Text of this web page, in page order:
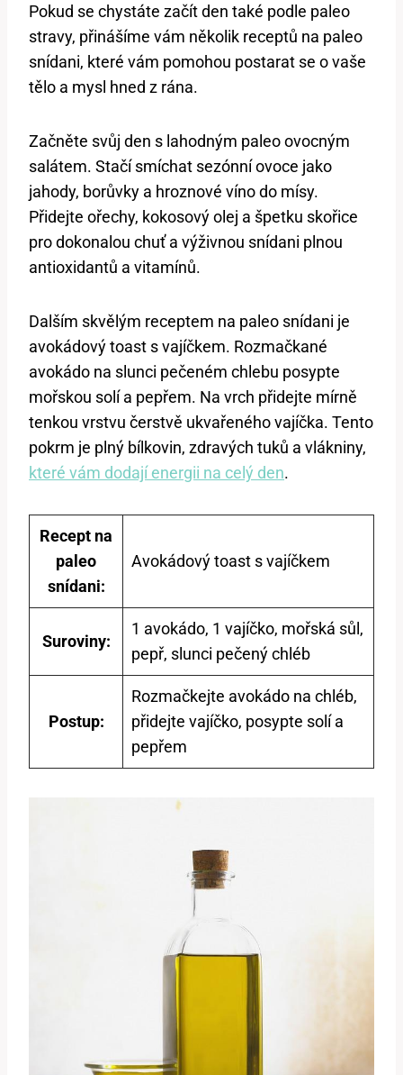
Pokud se chystáte začít den také podle paleo
stravy, přinášíme vám několik receptů na paleo
snídani, které vám pomohou postarat se o vaše
tělo a mysl hned z rána.
Začněte svůj den s lahodným paleo ovocným
salátem. Stačí smíchat sezónní ovoce jako
jahody, borůvky a hroznové víno do mísy.
Přidejte ořechy, kokosový olej a špetku skořice
pro dokonalou chuť a výživnou snídani plnou
antioxidantů a vitamínů.
Dalším skvělým receptem na paleo snídani je
avokádový toast s vajíčkem. Rozmačkané
avokádo na slunci pečeném chlebu posypte
mořskou solí a pepřem. Na vrch přidejte mírně
tenkou vrstvu čerstvě ukvařeného vajíčka. Tento
pokrm je plný bílkovin, zdravých tuků a vlákniny,
které vám dodají energii na celý den.
Recept na
paleo
snídani:
Avokádový toast s vajíčkem
Suroviny:
1 avokádo, 1 vajíčko, mořská sůl,
pepř, slunci pečený chléb
Postup:
Rozmačkejte avokádo na chléb,
přidejte vajíčko, posypte solí a
pepřem